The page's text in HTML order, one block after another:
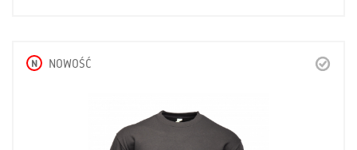
N NOWOŚĆ